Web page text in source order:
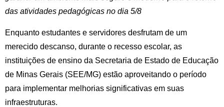
das atividades pedagógicas no dia 5/8
Enquanto estudantes e servidores desfrutam de um
merecido descanso, durante o recesso escolar, as
instituições de ensino da Secretaria de Estado de Educação
de Minas Gerais (SEE/MG) estão aproveitando o período
para implementar melhorias significativas em suas
infraestruturas.